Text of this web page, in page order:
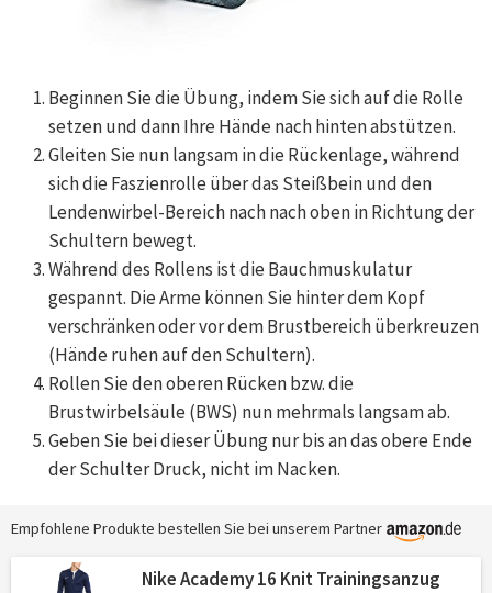
Beginnen Sie die Übung, indem Sie sich auf die Rolle
setzen und dann Ihre Hände nach hinten abstützen.
Gleiten Sie nun langsam in die Rückenlage, während
sich die Faszienrolle über das Steißbein und den
Lendenwirbel-Bereich nach nach oben in Richtung der
Schultern bewegt.
Während des Rollens ist die Bauchmuskulatur
gespannt. Die Arme können Sie hinter dem Kopf
verschränken oder vor dem Brustbereich überkreuzen
(Hände ruhen auf den Schultern).
Rollen Sie den oberen Rücken bzw. die
Brustwirbelsäule (BWS) nun mehrmals langsam ab.
Geben Sie bei dieser Übung nur bis an das obere Ende
der Schulter Druck, nicht im Nacken.
Empfohlene Produkte bestellen Sie bei unserem Partner
Nike Academy 16 Knit Trainingsanzug